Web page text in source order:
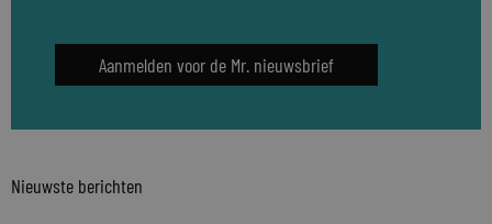
Aanmelden voor de Mr. nieuwsbrief
Nieuwste berichten